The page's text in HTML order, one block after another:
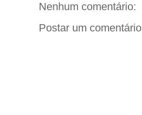
Nenhum comentário:
Postar um comentário